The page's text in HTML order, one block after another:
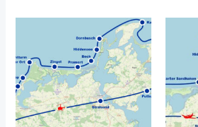
Preisspanne:
569,00€
bis
819,00€